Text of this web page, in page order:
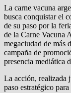
La carne vacuna
busca conquistar el
de su paso por la
de la Carne Vacuna
megaciudad de más
campaña de
presencia mediática
La acción, realizada
paso estratégico